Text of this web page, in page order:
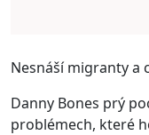
Nesnáší migranty a
Danny Bones prý
problémech, které